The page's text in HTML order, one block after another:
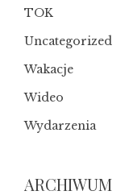
TOK
Uncategorized
Wakacje
Wideo
Wydarzenia
ARCHIWUM